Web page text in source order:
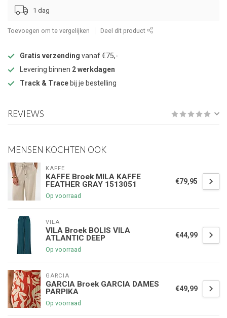
1 dag
Toevoegen om te vergelijken Deel dit product
Gratis verzending vanaf €75,-
Levering binnen 2 werkdagen
Track & Trace bij je bestelling
REVIEWS
MENSEN KOCHTEN OOK
KAFFE
KAFFE Broek MILA KAFFE
FEATHER GRAY 1513051
Op voorraad
€79,95
VILA
VILA Broek BOLIS VILA
ATLANTIC DEEP
Op voorraad
€44,99
GARCIA
GARCIA Broek GARCIA DAMES
PARPIKA
Op voorraad
€49,99